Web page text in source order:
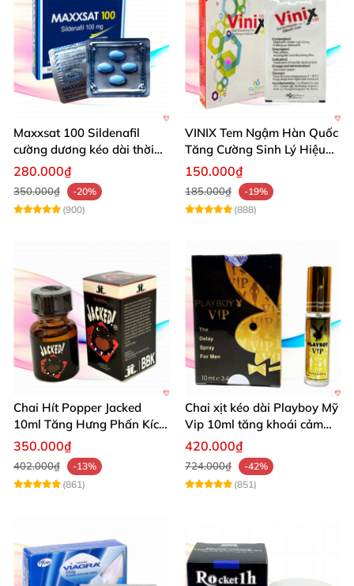
Maxxsat 100 Sildenafil
cường dương kéo dài thời
gian dùng hiệu quả nhanh
280.000₫
350.000₫
-20%
(900)
VINIX Tem Ngậm Hàn Quốc
Tăng Cường Sinh Lý Hiệu
Quả
150.000₫
185.000₫
-19%
(888)
Chai Hít Popper Jacked
10ml Tăng Hưng Phấn Kích
Thích Mạnh Mẽ
350.000₫
402.000₫
-13%
(861)
Chai xịt kéo dài Playboy Mỹ
Vip 10ml tăng khoái cảm
nam
420.000₫
724.000₫
-42%
(851)